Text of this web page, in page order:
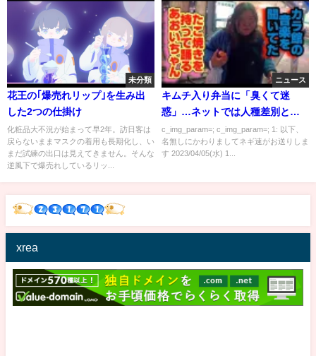
未分類
花王の｢爆売れリップ｣を生み出
した2つの仕掛け
化粧品大不況が始まって早2年。訪日客は
戻らないままマスクの着用も長期化し、い
まだ試練の出口は見えてきません。そんな
逆風下で爆売れしているリッ...
ニュース
キムチ入り弁当に「臭くて迷
惑」…ネットでは人種差別と非
難の声
c_img_param=; c_img_param=; 1: 以下、
名無しにかわりましてネギ速がお送りしま
す 2023/04/05(水) 1...
xrea